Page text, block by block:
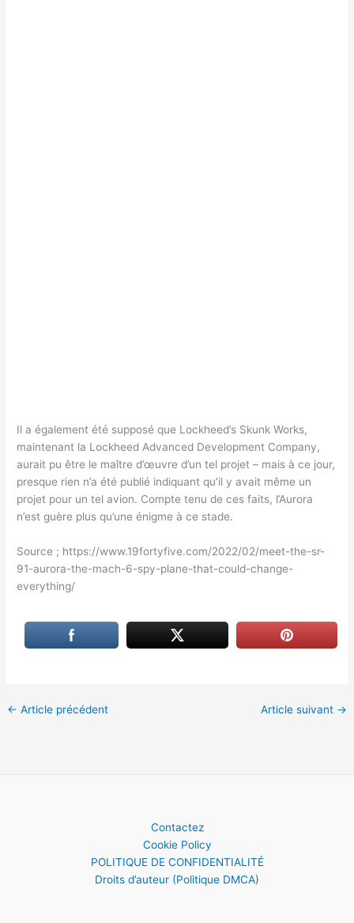
Il a également été supposé que Lockheed’s Skunk Works,
maintenant la Lockheed Advanced Development Company,
aurait pu être le maître d’œuvre d’un tel projet – mais à ce jour,
presque rien n’a été publié indiquant qu’il y avait même un
projet pour un tel avion. Compte tenu de ces faits, l’Aurora
n’est guère plus qu’une énigme à ce stade.
Source ; https://www.19fortyfive.com/2022/02/meet-the-sr-
91-aurora-the-mach-6-spy-plane-that-could-change-
everything/
← Article précédent Article suivant →
Contactez
Cookie Policy
POLITIQUE DE CONFIDENTIALITÉ
Droits d’auteur (Politique DMCA)